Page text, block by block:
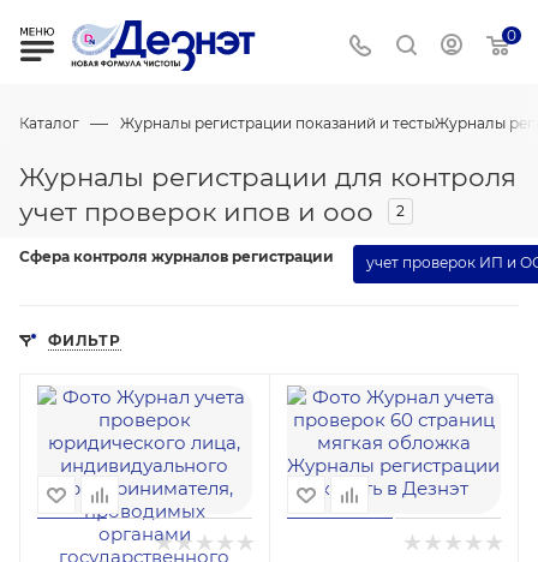
0
Каталог — Журналы регистрации показаний и тестыЖурналы
Журналы регистрации для контроля
учет проверок ипов и ооо
2
Сфера контроля журналов регистрации учет проверок ИП и
ФИЛЬТР